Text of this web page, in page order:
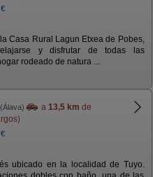
Casa Rural Lagun Etxea de Pobes,
y disfrutar de todas las
rodeado de natura ...
(Álava) a 13,5 km de
ubicado en la localidad de Tuyo.